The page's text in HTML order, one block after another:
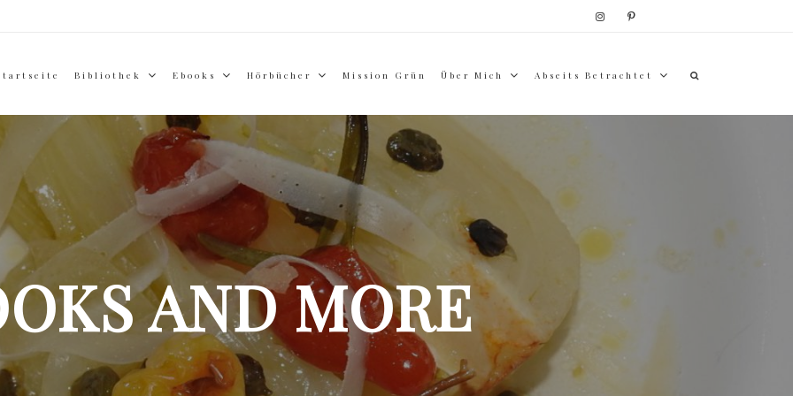
Bibliothek Ebooks Hörbücher Mission Grün Über Mich Abseits Betrachtet
AND MORE